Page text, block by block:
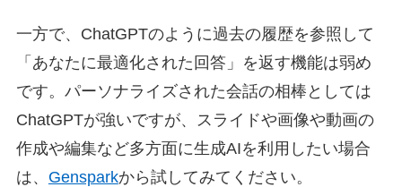
一方で、ChatGPTのように過去の履歴を参照して
「あなたに最適化された回答」を返す機能は弱め
です。パーソナライズされた会話の相棒としては
ChatGPTが強いですが、スライドや画像や動画の
作成や編集など多方面に生成AIを利用したい場合
は、 Gensparkから試してみてください。